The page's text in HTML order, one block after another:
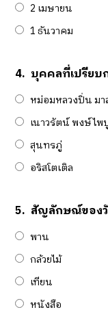
2 เมษายน
1 ธันวาคม
4. บุคคลที่เปรียบ
หม่อมหลวงปิ่น มา
เนาวรัตน์ พงษ์ไ
สุนทรภู่
อริสโตเติล
5. สัญลักษณ์ของ
พาน
กล้วยไม้
เทียน
หนังสือ